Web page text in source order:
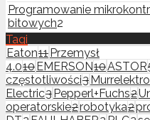
Programowanie
bitowych2
Tagi
Eaton11Przemysł
4.010EMERSON10ASTOR
częstotliwości3
Electric3Pepperl+Fuchs2
operatorskie2robotyka2